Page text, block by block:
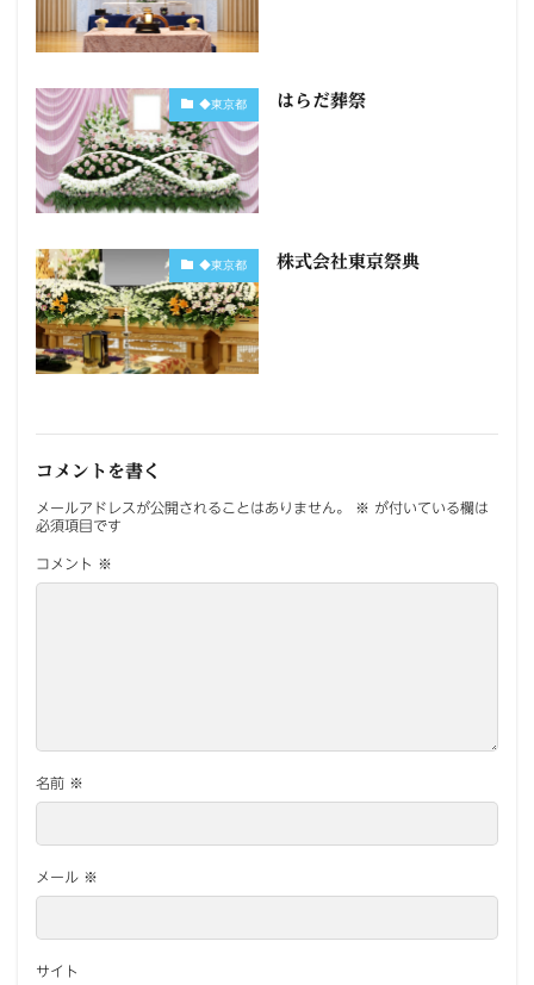
◆東京都 はらだ葬祭
◆東京都 株式会社東京祭典
コメントを書く
メールアドレスが公開されることはありません。 ※ が付いている欄は
必須項目です
コメント ※
名前 ※
メール ※
サイト